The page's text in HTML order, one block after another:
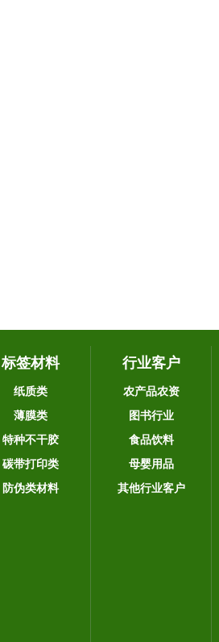
标签材料
纸质类
薄膜类
特种不干胶
碳带打印类
防伪类材料
行业客户
农产品农资
图书行业
食品饮料
母婴用品
其他行业客户